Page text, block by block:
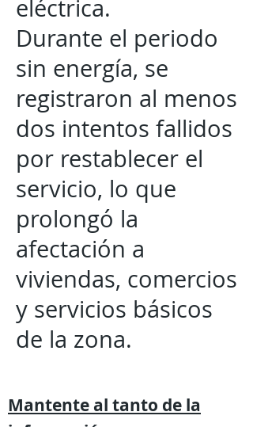
eléctrica.
Durante el periodo
sin energía, se
registraron al menos
dos intentos fallidos
por restablecer el
servicio, lo que
prolongó la
afectación a
viviendas, comercios
y servicios básicos
de la zona.
Mantente al tanto de la